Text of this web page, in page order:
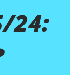
24: